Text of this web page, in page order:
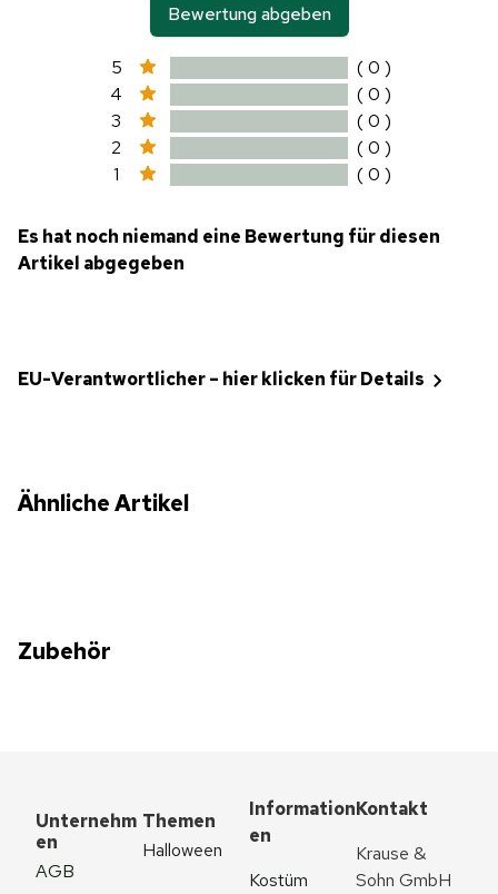
Bewertung abgeben
5
( 0 )
4
( 0 )
3
( 0 )
2
( 0 )
1
( 0 )
Es hat noch niemand eine Bewertung für diesen
Artikel abgegeben
EU-Verantwortlicher – hier klicken für Details
Ähnliche Artikel
Zubehör
Unternehm
en
AGB
Themen
Halloween
Information
en
Kostüm
Kontakt
Krause &
Sohn GmbH